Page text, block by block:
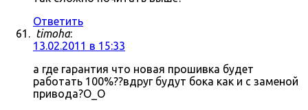
Ответить
timoha:
13.02.2011 в 15:33
а где гарантия что новая прошивка будет
работать 100%??вдруг будут бока как и с заменой
привода?О_О